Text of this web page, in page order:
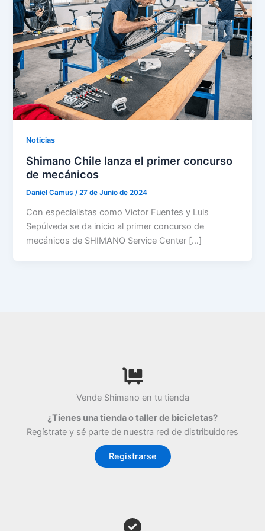
Noticias
Shimano Chile lanza el primer concurso
de mecánicos
Daniel Camus/27 de Junio de 2024
Con especialistas como Victor Fuentes y Luis
Sepúlveda se da inicio al primer concurso de
mecánicos de SHIMANO Service Center […]
Vende Shimano en tu tienda
¿Tienes una tienda o taller de bicicletas?
Regístrate y sé parte de nuestra red de distribuidores
Registrarse